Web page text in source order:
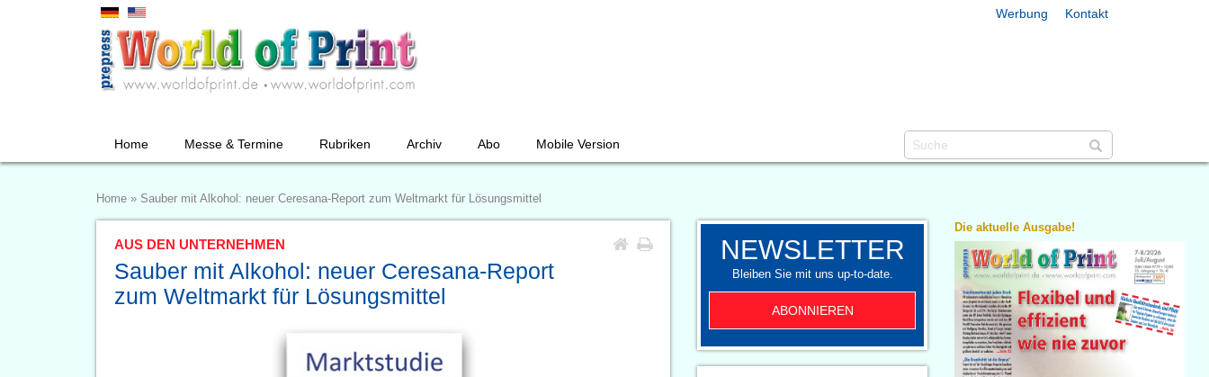
Werbung Kontakt
Home Messe & Termine Rubriken Archiv Abo Mobile Version
Home » Sauber mit Alkohol: neuer Ceresana-Report zum Weltmarkt für Lösungsmittel
AUS DEN UNTERNEHMEN
Sauber mit Alkohol: neuer Ceresana-Report
zum Weltmarkt für Lösungsmittel
NEWSLETTER
Bleiben Sie mit uns up-to-date.
ABONNIEREN
Die aktuelle Ausgabe!